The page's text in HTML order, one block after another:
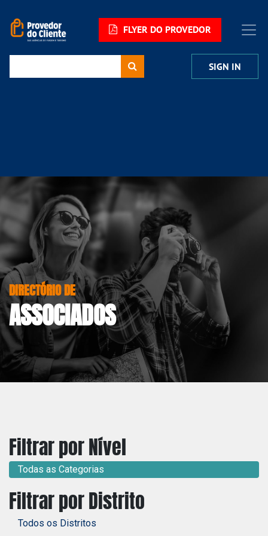
FLYER DO PROVEDOR
SIGN IN
DIRECTÓRIO DE
ASSOCIADOS
Filtrar por Nível
Todas as Categorias
Filtrar por Distrito
Todos os Distritos